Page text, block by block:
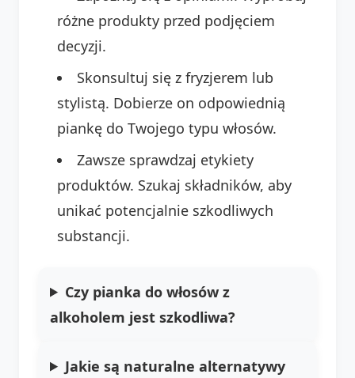
różne produkty przed podjęciem
decyzji.
Skonsultuj się z fryzjerem lub
stylistą. Dobierze on odpowiednią
piankę do Twojego typu włosów.
Zawsze sprawdzaj etykiety
produktów. Szukaj składników, aby
unikać potencjalnie szkodliwych
substancji.
Czy pianka do włosów z
alkoholem jest szkodliwa?
Jakie są naturalne alternatywy